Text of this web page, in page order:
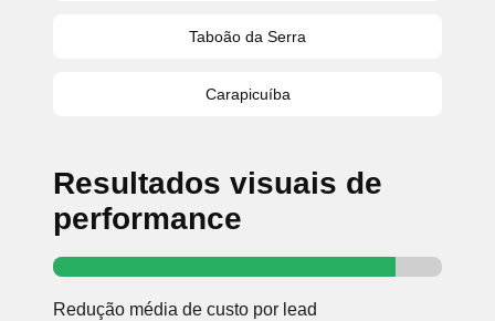
Taboão da Serra
Carapicuíba
Resultados visuais de
performance
Redução média de custo por lead